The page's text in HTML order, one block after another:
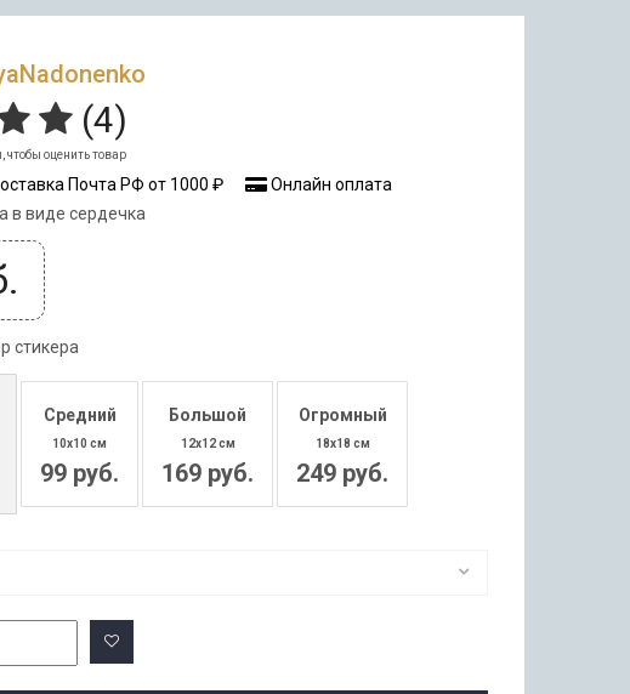
(4)
чтобы оценить товар
Почта РФ от 1000 ₽
Онлайн оплата
в виде сердечка
стикера
Средний
10x10 см
99 руб.
Большой
12x12 см
169 руб.
Огромный
18x18 см
249 руб.